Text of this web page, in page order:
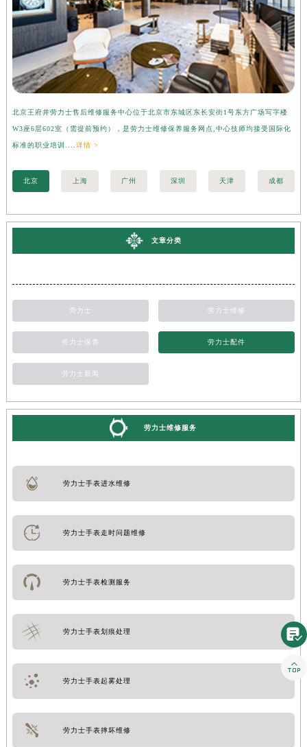
北京王府井劳力士售后维修服务中心位于北京市东城区东长安街1号东方广场写字楼
W3座6层602室（需提前预约），是劳力士维修保养服务网点,中心技师均接受国际化
标准的职业培训.... 详情 >
北京 上海 广州 深圳 天津 成都
文章分类
劳力士 劳力士维修
劳力士保养 劳力士配件
劳力士新闻
劳力士维修服务
劳力士手表进水维修
劳力士手表走时问题维修
劳力士手表检测服务
劳力士手表划痕处理
劳力士手表起雾处理
劳力士手表摔坏维修

